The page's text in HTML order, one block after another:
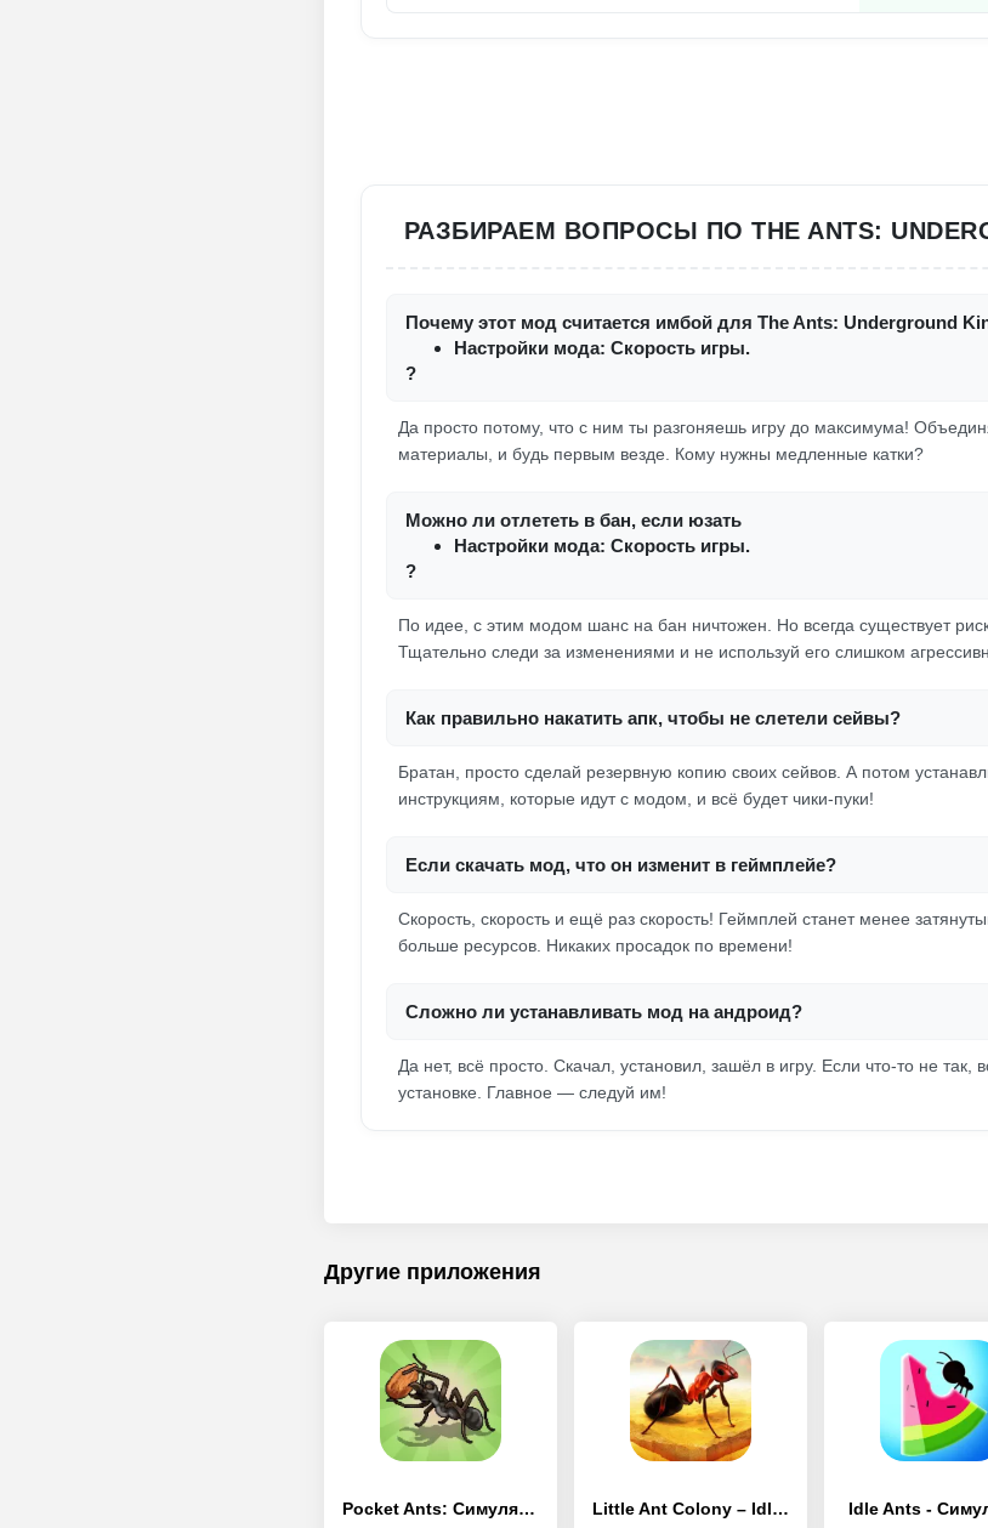
РАЗБИРАЕМ ВОПРОСЫ ПО THE ANTS:
Почему этот мод считается имбой для The Ants: Underground
Настройки мода: Скорость игры.
?
Да просто потому, что с ним ты разгоняешь игру до максимума!
материалы, и будь первым везде. Кому нужны медленные катки?
Можно ли отлететь в бан, если юзать
Настройки мода: Скорость игры.
?
По идее, с этим модом шанс на бан ничтожен. Но всегда существует
Тщательно следи за изменениями и не используй его слишком
Как правильно накатить апк, чтобы не слетели сейвы?
Братан, просто сделай резервную копию своих сейвов. А потом
инструкциям, которые идут с модом, и всё будет чики-пуки!
Если скачать мод, что он изменит в геймплейе?
Скорость, скорость и ещё раз скорость! Геймплей станет менее
больше ресурсов. Никаких просадок по времени!
Сложно ли устанавливать мод на андроид?
Да нет, всё просто. Скачал, установил, зашёл в игру. Если что-то не так,
установке. Главное — следуй им!
Другие приложения
Pocket Ants: Симулятор Колонии Little Ant Colony – Idle Игра Idle Ants -